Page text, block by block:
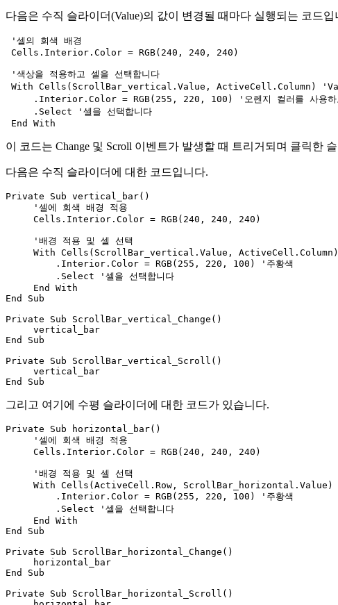
다음은 수직 슬라이더(Value)의 값이 변경될 때마다 실행되는 코드입
'셀의 회색 배경
Cells.Interior.Color = RGB(240, 240, 240)
'색상을 적용하고 셀을 선택합니다
With Cells(ScrollBar_vertical.Value, ActiveCell.Column)
.Interior.Color = RGB(255, 220, 100) '오렌지 컬러를 사용하
     .Select '셀을 선택합니다
이 코드는 Change 및 Scroll 이벤트가 발생할 때 트리거되며 클릭한
다음은 수직 슬라이더에 대한 코드입니다.
Private Sub vertical_bar()
     '셀에 회색 배경 적용
     Cells.Interior.Color = RGB(240, 240, 240)
     '배경 적용 및 셀 선택
     With Cells(ScrollBar_vertical.Value, ActiveCell.Column)
         .Interior.Color = RGB(255, 220, 100) '주황색
         .Select '셀을 선택합니다
     End With
End Sub
Private Sub ScrollBar_vertical_Change()
     vertical_bar
End Sub
Private Sub ScrollBar_vertical_Scroll()
     vertical_bar
그리고 여기에 수평 슬라이더에 대한 코드가 있습니다.
Private Sub horizontal_bar()
     '셀에 회색 배경 적용
     Cells.Interior.Color = RGB(240, 240, 240)
     '배경 적용 및 셀 선택
     With Cells(ActiveCell.Row, ScrollBar_horizontal.Value)
         .Interior.Color = RGB(255, 220, 100) '주황색
         .Select '셀을 선택합니다
     End With
End Sub
Private Sub ScrollBar_horizontal_Change()
     horizontal_bar
End Sub
Private Sub ScrollBar_horizontal_Scroll()